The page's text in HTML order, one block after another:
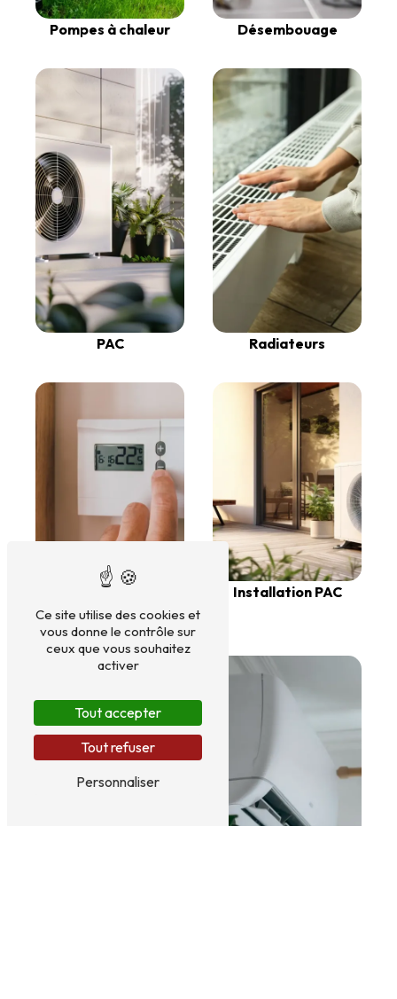
Pompes à chaleur Désembouage
PAC Radiateurs
Chaudières
Installation PAC
Ce site utilise des cookies et
vous donne le contrôle sur
ceux que vous souhaitez
activer
Tout accepter
Tout refuser
Personnaliser